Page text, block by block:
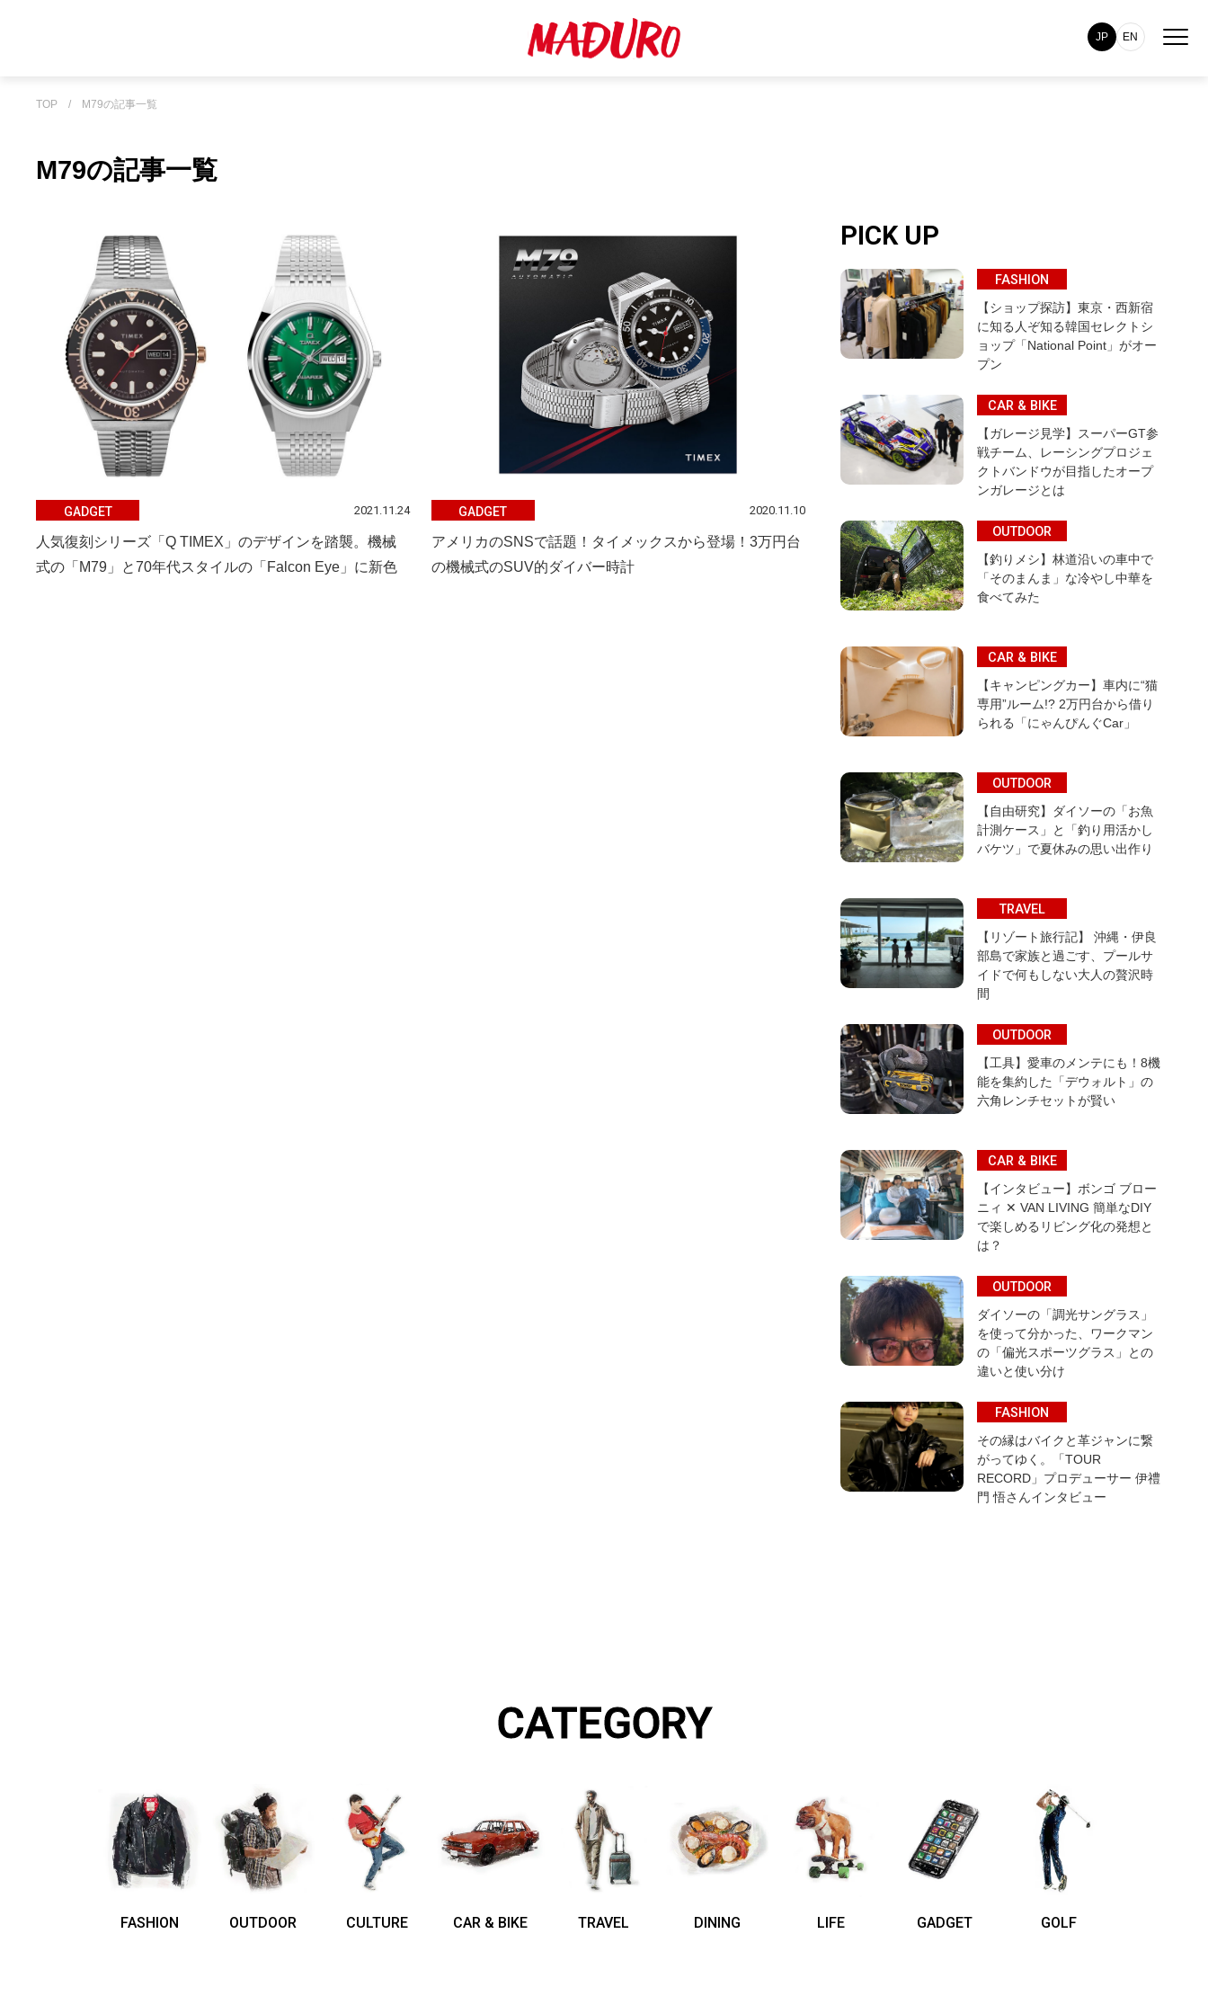
JP EN
TOP / M79の記事一覧
M79の記事一覧
GADGET 2021.11.24
人気復刻シリーズ「Q TIMEX」のデザインを踏襲。機械
式の「M79」と70年代スタイルの「Falcon Eye」に新色
GADGET 2020.11.10
アメリカのSNSで話題！タイメックスから登場！3万円台
の機械式のSUV的ダイバー時計
PICK UP
FASHION
【ショップ探訪】東京・西新宿
に知る人ぞ知る韓国セレクトシ
ョップ「National Point」がオー
プン
CAR & BIKE
【ガレージ見学】スーパーGT参
戦チーム、レーシングプロジェ
クトバンドウが目指したオープ
ンガレージとは
OUTDOOR
【釣りメシ】林道沿いの車中で
「そのまんま」な冷やし中華を
食べてみた
CAR & BIKE
【キャンピングカー】車内に“猫
専用”ルーム!? 2万円台から借り
られる「にゃんぴんぐCar」
OUTDOOR
【自由研究】ダイソーの「お魚
計測ケース」と「釣り用活かし
バケツ」で夏休みの思い出作り
TRAVEL
【リゾート旅行記】 沖縄・伊良
部島で家族と過ごす、プールサ
イドで何もしない大人の贅沢時
間
OUTDOOR
【工具】愛車のメンテにも！8機
能を集約した「デウォルト」の
六角レンチセットが賢い
CAR & BIKE
【インタビュー】ボンゴ ブロー
ニィ ✕ VAN LIVING 簡単なDIY
で楽しめるリビング化の発想と
は？
OUTDOOR
ダイソーの「調光サングラス」
を使って分かった、ワークマン
の「偏光スポーツグラス」との
違いと使い分け
FASHION
その縁はバイクと革ジャンに繋
がってゆく。「TOUR
RECORD」プロデューサー 伊禮
門 悟さんインタビュー
CATEGORY
FASHION OUTDOOR CULTURE CAR & BIKE TRAVEL DINING LIFE GADGET GOLF